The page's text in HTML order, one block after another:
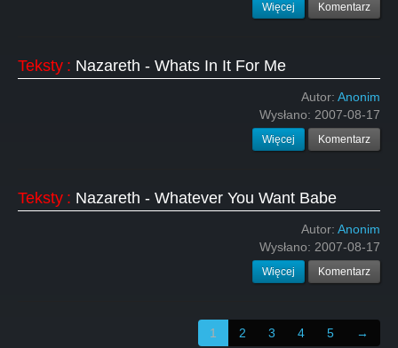
Więcej Komentarz
Teksty : Nazareth - Whats In It For Me
Autor: Anonim
Wysłano: 2007-08-17
Więcej Komentarz
Teksty : Nazareth - Whatever You Want Babe
Autor: Anonim
Wysłano: 2007-08-17
Więcej Komentarz
1 2 3 4 5 →